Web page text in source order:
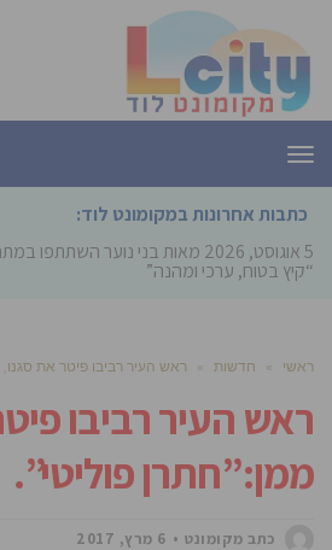
תפריט
כתבות אחרונות במקומונט לוד:
5 אוגוסט, 2026
מאות בני נוער השתתפו
“קיץ בטוח, ערכי ומהנה”
ראשי » חדשות » ראש העיר רביבו פיטר את סגנו,
ראש העיר רביבו
ממן:”חתרן פוליטי”.
כתב מקומונט 6 מרץ, 2017